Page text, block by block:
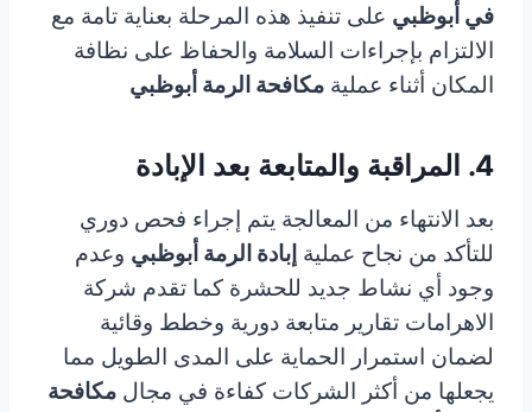
في أبوظبي على تنفيذ هذه المرحلة بعناية تامة مع
الالتزام بإجراءات السلامة والحفاظ على نظافة
المكان أثناء عملية مكافحة الرمة أبوظبي
4. المراقبة والمتابعة بعد الإبادة
بعد الانتهاء من المعالجة يتم إجراء فحص دوري
للتأكد من نجاح عملية إبادة الرمة أبوظبي وعدم
وجود أي نشاط جديد للحشرة كما تقدم شركة
الاهرامات تقارير متابعة دورية وخطط وقائية
لضمان استمرار الحماية على المدى الطويل مما
يجعلها من أكثر الشركات كفاءة في مجال مكافحة